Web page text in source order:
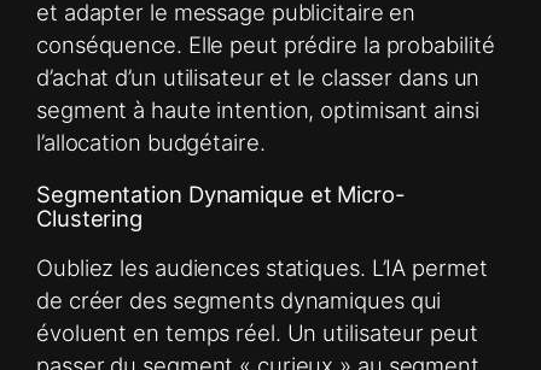
et adapter le message publicitaire en
conséquence. Elle peut prédire la probabilité
d’achat d’un utilisateur et le classer dans un
segment à haute intention, optimisant ainsi
l’allocation budgétaire.
Segmentation Dynamique et Micro-
Clustering
Oubliez les audiences statiques. L’IA permet
de créer des segments dynamiques qui
évoluent en temps réel. Un utilisateur peut